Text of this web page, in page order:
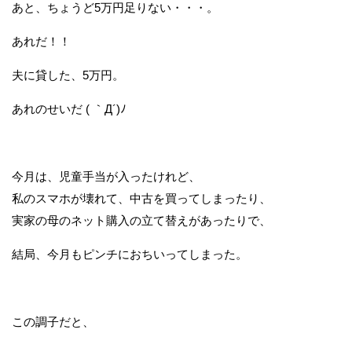
あと、ちょうど5万円足りない・・・。
あれだ！！
夫に貸した、5万円。
あれのせいだ ( ｀Д´)ﾉ
今月は、児童手当が入ったけれど、
私のスマホが壊れて、中古を買ってしまったり、
実家の母のネット購入の立て替えがあったりで、
結局、今月もピンチにおちいってしまった。
この調子だと、